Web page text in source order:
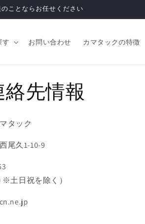
ことならお任せください
す お問い合わせ カマタックの特徴
絡先情報
タック
尾久1-10-9
※土日祝を除く）